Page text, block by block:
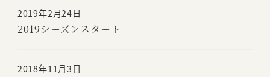
2019シーズンスタート
2019年2月24日
2018年11月3日